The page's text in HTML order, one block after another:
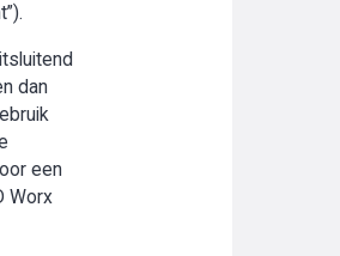
dan
een
Worx